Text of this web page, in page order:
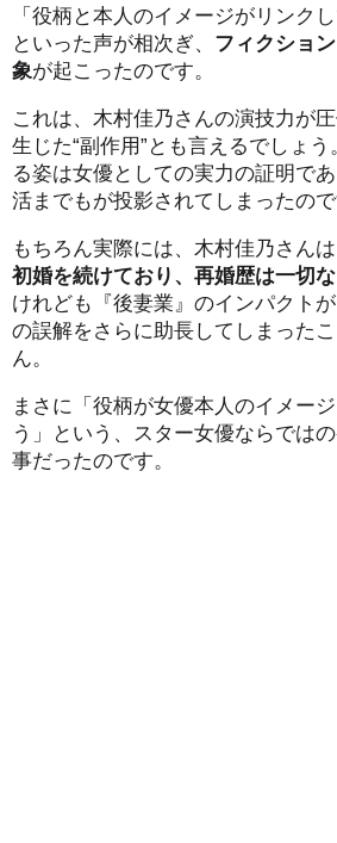
「役柄と本人のイメージがリンクし
といった声が相次ぎ、 フィクショ
象が起こったのです。
これは、木村佳乃さんの演技力が
生じた“副作用”とも言えるでしょ
る姿は女優としての実力の証明で
活までもが投影されてしまったので
もちろん実際には、木村佳乃さんは
初婚を続けており、再婚歴は一切な
けれども『後妻業』のインパクト
の誤解をさらに助長してしまった
ん。
まさに「役柄が女優本人のイメー
う」という、スター女優ならでは
事だったのです。